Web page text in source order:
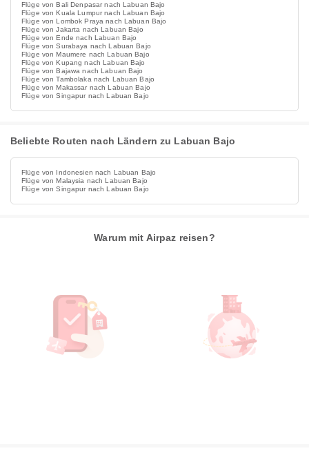
Flüge von Bali Denpasar nach Labuan Bajo
Flüge von Kuala Lumpur nach Labuan Bajo
Flüge von Lombok Praya nach Labuan Bajo
Flüge von Jakarta nach Labuan Bajo
Flüge von Ende nach Labuan Bajo
Flüge von Surabaya nach Labuan Bajo
Flüge von Maumere nach Labuan Bajo
Flüge von Kupang nach Labuan Bajo
Flüge von Bajawa nach Labuan Bajo
Flüge von Tambolaka nach Labuan Bajo
Flüge von Makassar nach Labuan Bajo
Flüge von Singapur nach Labuan Bajo
Beliebte Routen nach Ländern zu Labuan Bajo
Flüge von Indonesien nach Labuan Bajo
Flüge von Malaysia nach Labuan Bajo
Flüge von Singapur nach Labuan Bajo
Warum mit Airpaz reisen?